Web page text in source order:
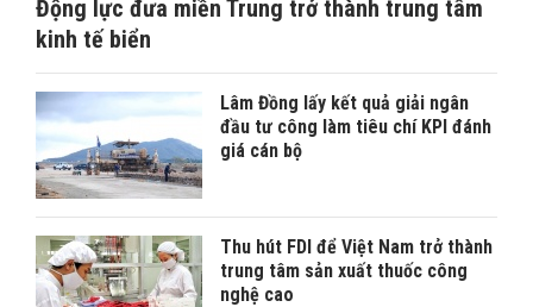
Động lực đưa miền Trung trở thành trung tâm
kinh tế biển
Lâm Đồng lấy kết quả giải ngân
đầu tư công làm tiêu chí KPI đánh
giá cán bộ
Thu hút FDI để Việt Nam trở thành
trung tâm sản xuất thuốc công
nghệ cao